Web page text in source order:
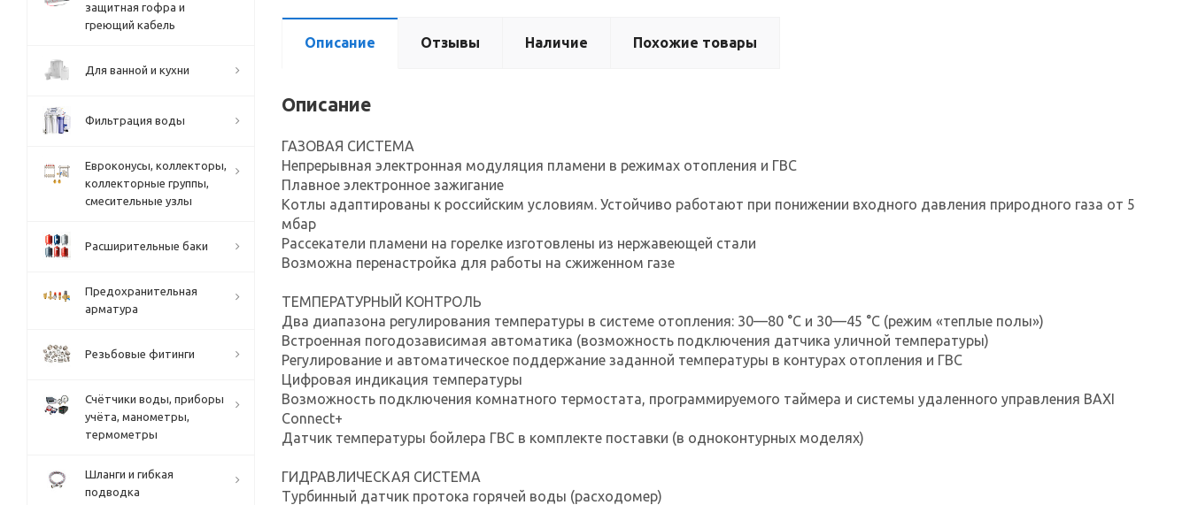
Описание Отзывы Наличие Похожие товары
Описание
ГАЗОВАЯ СИСТЕМА
Непрерывная электронная модуляция пламени в режимах отопления и ГВС
Плавное электронное зажигание
Котлы адаптированы к российским условиям. Устойчиво работают при понижении входного давления природного газа от 5
мбар
Рассекатели пламени на горелке изготовлены из нержавеющей стали
Возможна перенастройка для работы на сжиженном газе
ТЕМПЕРАТУРНЫЙ КОНТРОЛЬ
Два диапазона регулирования температуры в системе отопления: 30—80 °С и 30—45 °С (режим «теплые полы»)
Встроенная погодозависимая автоматика (возможность подключения датчика уличной температуры)
Регулирование и автоматическое поддержание заданной температуры в контурах отопления и ГВС
Цифровая индикация температуры
Возможность подключения комнатного термостата, программируемого таймера и системы удаленного управления BAXI
Connect+
Датчик температуры бойлера ГВС в комплекте поставки (в одноконтурных моделях)
ГИДРАВЛИЧЕСКАЯ СИСТЕМА
Турбинный датчик протока горячей воды (расходомер)
защитная гофра и
греющий кабель
Для ванной и кухни
Фильтрация воды
Евроконусы, коллекторы,
коллекторные группы,
смесительные узлы
Расширительные баки
Предохранительная
арматура
Резьбовые фитинги
Счётчики воды, приборы
учёта, манометры,
термометры
Шланги и гибкая
подводка